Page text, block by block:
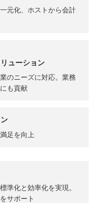
元化、ホストから会計
ューション
のニーズに対応。業務
も貢献
足を向上
準化と効率化を実現。
サポート